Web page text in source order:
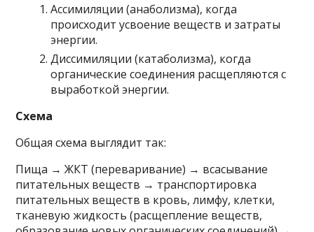
Ассимиляции (анаболизма), когда
происходит усвоение веществ и затраты
энергии.
Диссимиляции (катаболизма), когда
органические соединения расщепляются с
выработкой энергии.
Схема
Общая схема выглядит так:
Пища → ЖКТ (переваривание) → всасывание
питательных веществ → транспортировка
питательных веществ в кровь, лимфу, клетки,
тканевую жидкость (расщепление веществ,